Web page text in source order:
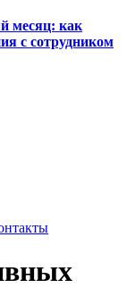
месяц: как
с сотрудником